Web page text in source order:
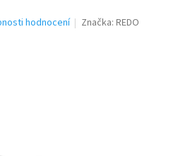
hodnocení Značka:REDO